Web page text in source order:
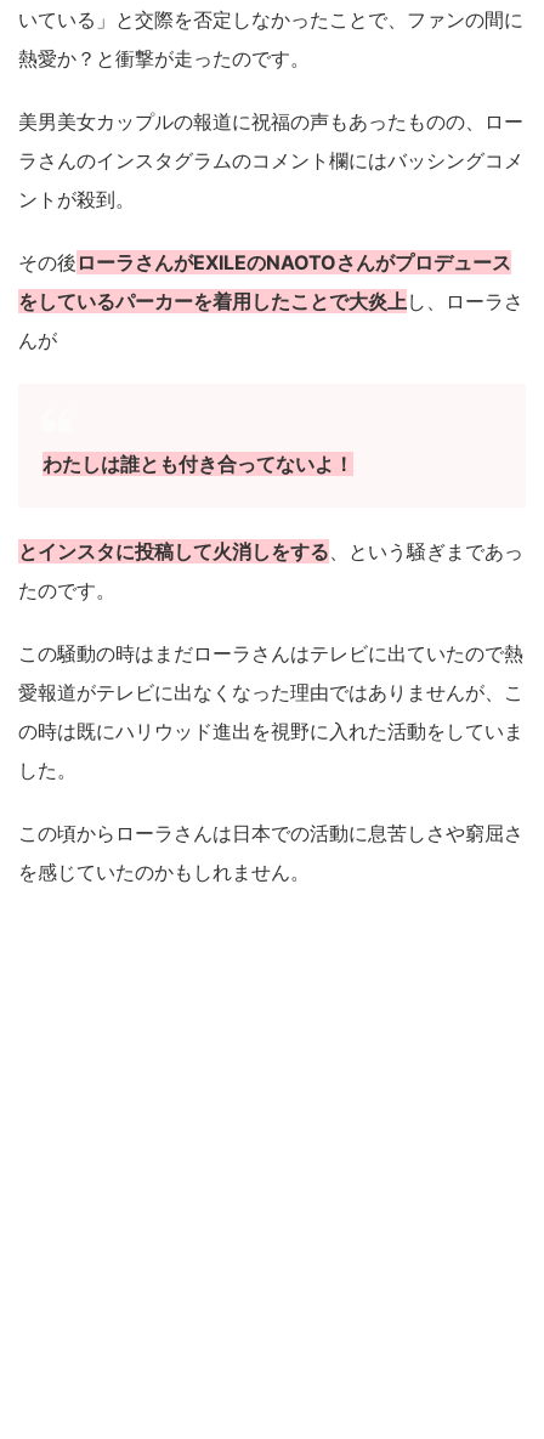
いている」と交際を否定しなかったことで、ファンの間に
熱愛か？と衝撃が走ったのです。
美男美女カップルの報道に祝福の声もあったものの、ロー
ラさんのインスタグラムのコメント欄にはバッシングコメ
ントが殺到。
その後 ローラさんがEXILEのNAOTOさんがプロデュース
をしているパーカーを着用したことで大炎上 し、ローラさ
んが
わたしは誰とも付き合ってないよ！
とインスタに投稿して火消しをする 、という騒ぎまであっ
たのです。
この騒動の時はまだローラさんはテレビに出ていたので熱
愛報道がテレビに出なくなった理由ではありませんが、こ
の時は既にハリウッド進出を視野に入れた活動をしていま
した。
この頃からローラさんは日本での活動に息苦しさや窮屈さ
を感じていたのかもしれません。